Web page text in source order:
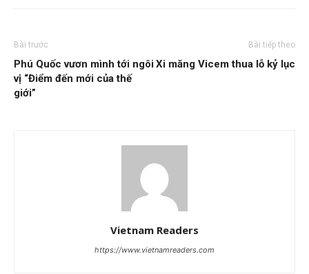
Bài trước
Phú Quốc vươn mình tới ngôi
vị “Điểm đến mới của thế
giới”
Bài tiếp theo
Xi măng Vicem thua lỗ kỷ lục
Vietnam Readers
https://www.vietnamreaders.com